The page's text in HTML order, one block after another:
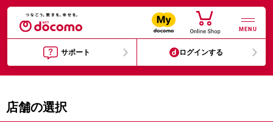
MENU
サポート ログインする
店舗の選択